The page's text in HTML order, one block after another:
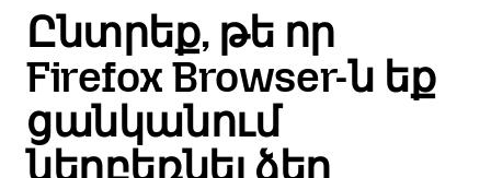
Ընտրեք, թե որ
Firefox Browser-ն եք
ցանկանում
ներբեռնել ձեր